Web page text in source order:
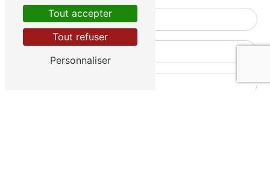
Tout accepter
Tout refuser
Personnaliser